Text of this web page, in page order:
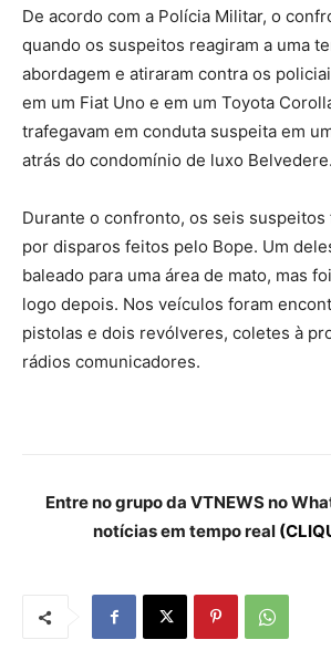
De acordo com a Polícia Militar, o
quando os suspeitos reagiram a uma
abordagem e atiraram contra os
em um Fiat Uno e em um Toyota
trafegavam em conduta suspeita em
atrás do condomínio de luxo Belvedere.
Durante o confronto, os seis suspeitos
por disparos feitos pelo Bope. Um
baleado para uma área de mato, mas
logo depois. Nos veículos foram
pistolas e dois revólveres, coletes à
rádios comunicadores.
Entre no grupo da VTNEWS no
notícias em tempo real